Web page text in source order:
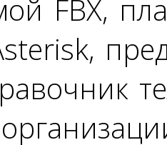
FBX,